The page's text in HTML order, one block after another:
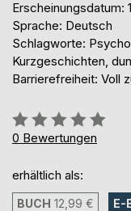
Erscheinungsdatum:
Sprache: Deutsch
Schlagworte:
Kurzgeschichten,
Barrierefreiheit: Voll
Bewertung::
0%
0 Bewertungen
erhältlich als:
BUCH 12,99 € E-